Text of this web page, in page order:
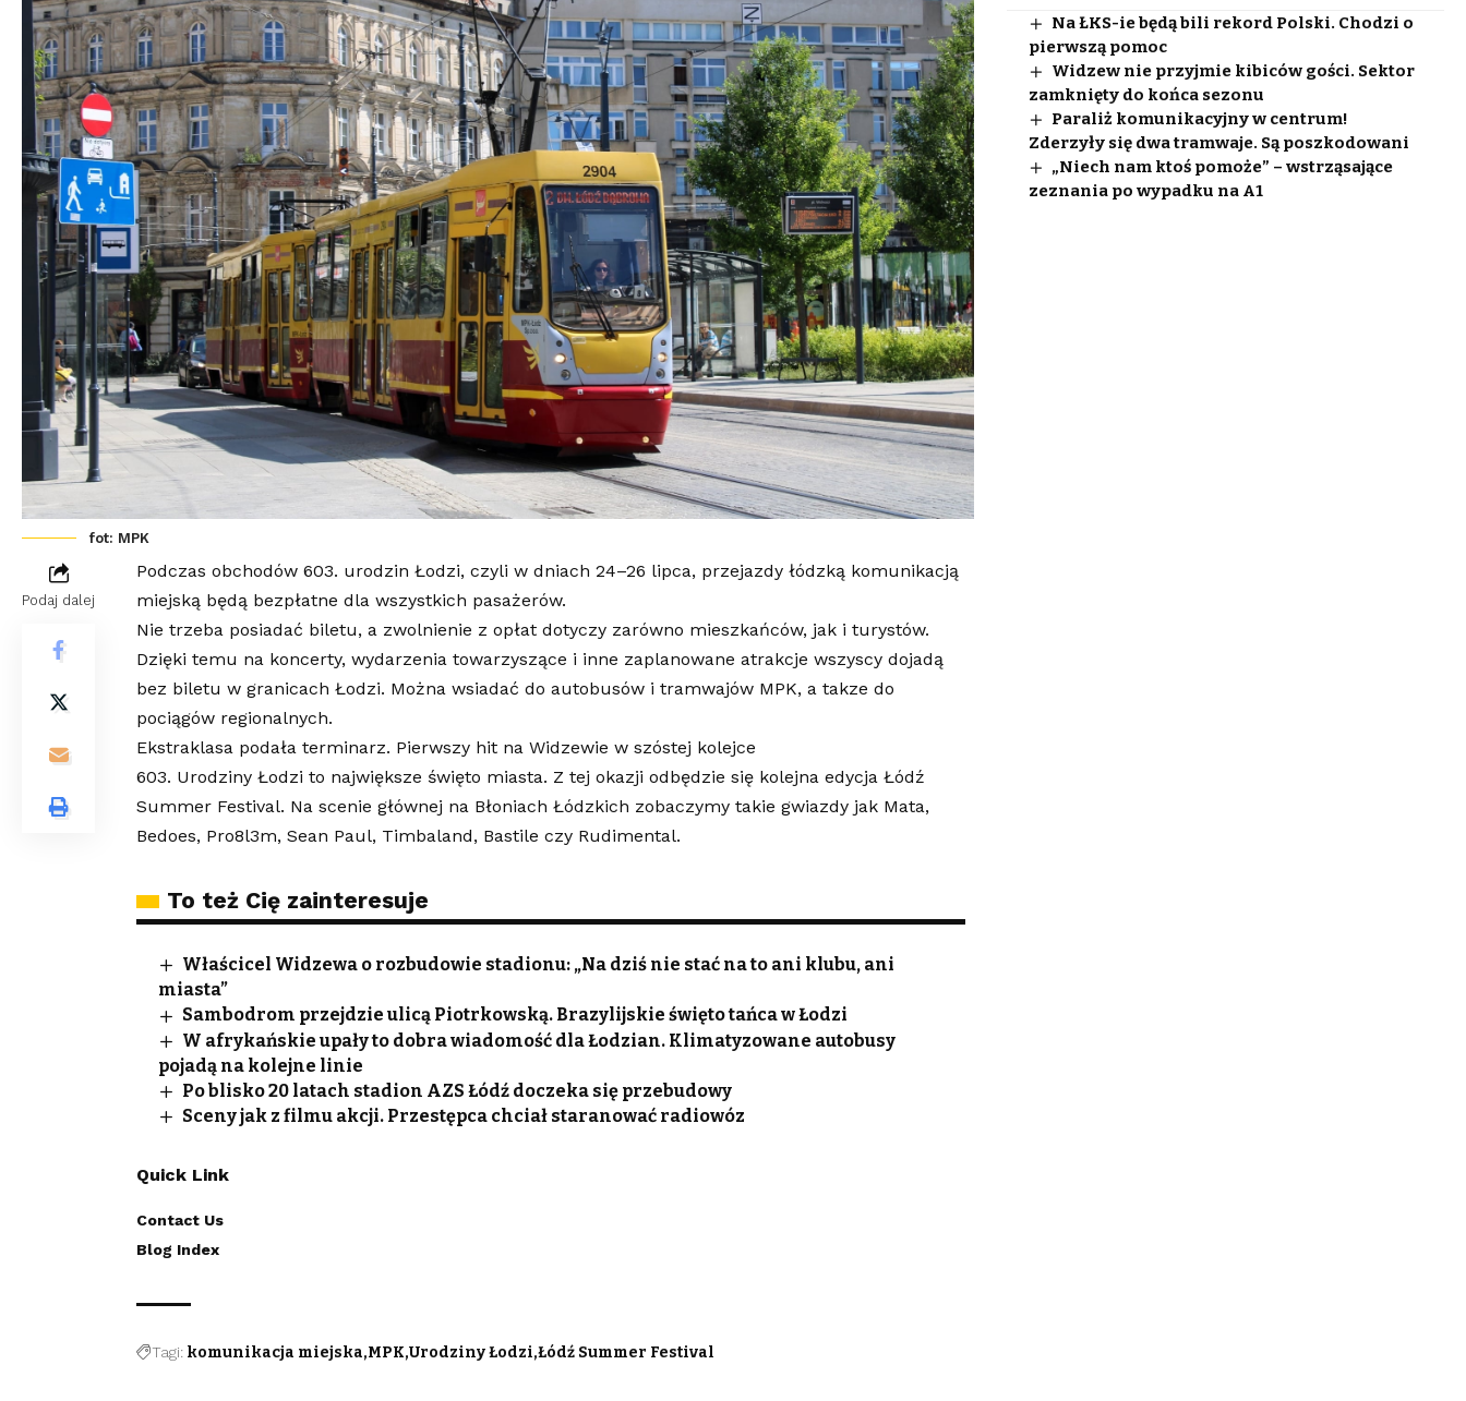
fot: MPK
Podaj dalej
Podczas obchodów 603. urodzin Łodzi, czyli w dniach 24–26 lipca, przejazdy łódzką komunikacją
miejską będą bezpłatne dla wszystkich pasażerów.
Nie trzeba posiadać biletu, a zwolnienie z opłat dotyczy zarówno mieszkańców, jak i turystów.
Dzięki temu na koncerty, wydarzenia towarzyszące i inne zaplanowane atrakcje wszyscy dojadą
bez biletu w granicach Łodzi. Można wsiadać do autobusów i tramwajów MPK, a takze do
pociągów regionalnych.
Ekstraklasa podała terminarz. Pierwszy hit na Widzewie w szóstej kolejce
603. Urodziny Łodzi to największe święto miasta. Z tej okazji odbędzie się kolejna edycja Łódź
Summer Festival. Na scenie głównej na Błoniach Łódzkich zobaczymy takie gwiazdy jak Mata,
Bedoes, Pro8l3m, Sean Paul, Timbaland, Bastile czy Rudimental.
To też Cię zainteresuje
Właścicel Widzewa o rozbudowie stadionu: „Na dziś nie stać na to ani klubu, ani
miasta”
Sambodrom przejdzie ulicą Piotrkowską. Brazylijskie święto tańca w Łodzi
W afrykańskie upały to dobra wiadomość dla Łodzian. Klimatyzowane autobusy
pojadą na kolejne linie
Po blisko 20 latach stadion AZS Łódź doczeka się przebudowy
Sceny jak z filmu akcji. Przestępca chciał staranować radiowóz
Quick Link
Contact Us
Blog Index
Tagi: komunikacja miejska MPK Urodziny Łodzi Łódź Summer Festival
Na ŁKS-ie będą bili rekord Polski. Chodzi o
pierwszą pomoc
Widzew nie przyjmie kibiców gości. Sektor
zamknięty do końca sezonu
Paraliż komunikacyjny w centrum!
Zderzyły się dwa tramwaje. Są poszkodowani
„Niech nam ktoś pomoże” – wstrząsające
zeznania po wypadku na A1